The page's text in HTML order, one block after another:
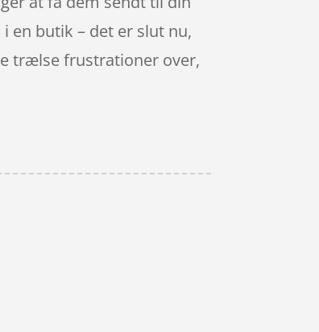
en butik – det er slut nu,
trælse frustrationer over,